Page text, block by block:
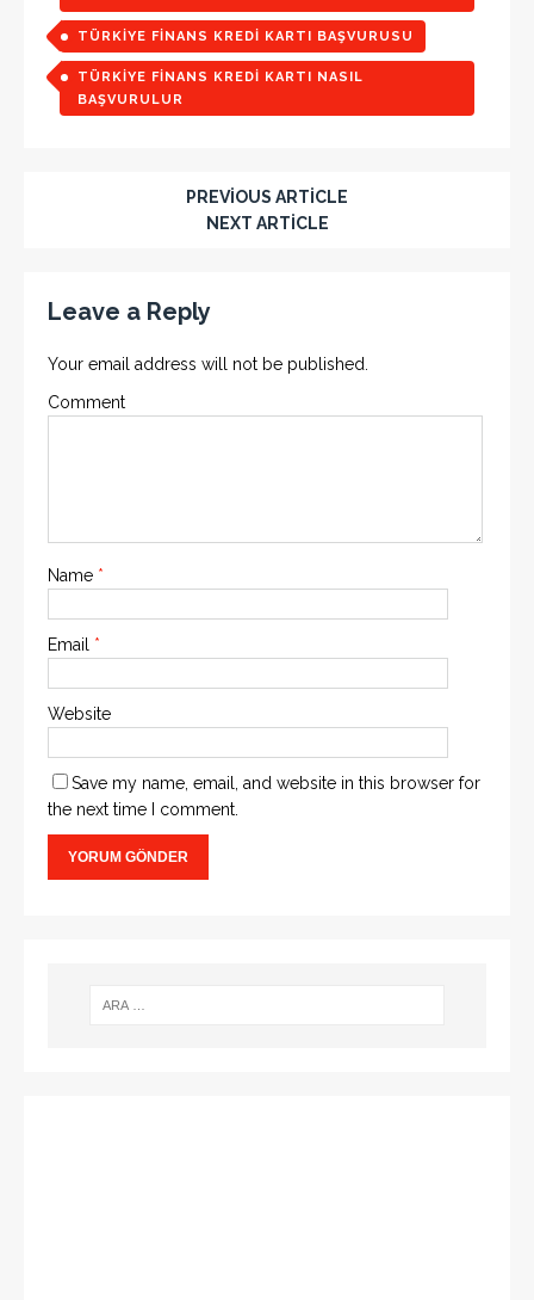
TÜRKIYE FINANS KREDI KARTI BAŞVURUSU
TÜRKIYE FINANS KREDI KARTI NASIL
BAŞVURULUR
PREVIOUS ARTICLE
NEXT ARTICLE
Leave a Reply
Your email address will not be published.
Comment
Name *
Email *
Website
Save my name, email, and website in this browser for
the next time I comment.